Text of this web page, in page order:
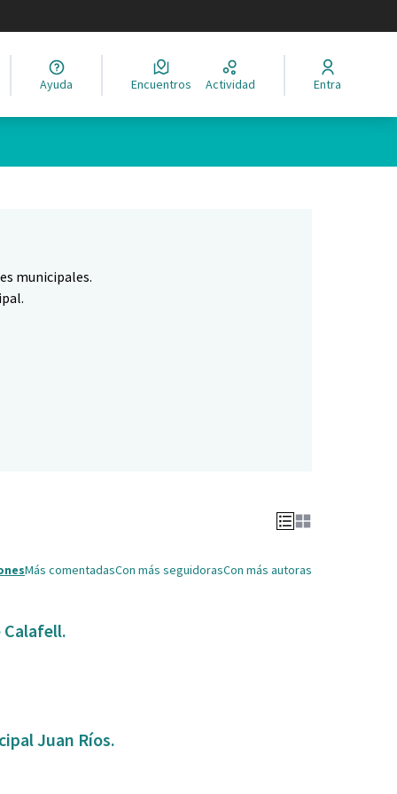
el idioma
Ayuda Encuentros Actividad Entra
municipales.
Más comentadasCon más seguidorasCon más autoras
Calafell.
Juan Ríos.